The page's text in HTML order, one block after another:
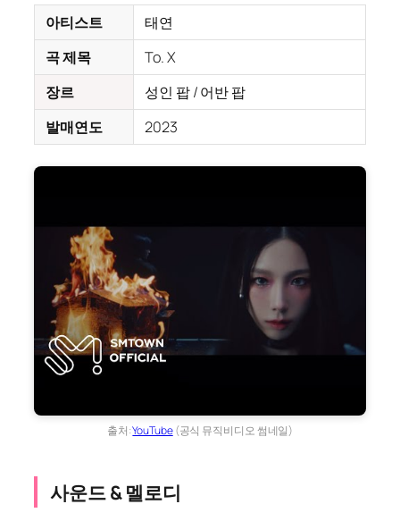
아티스트
태연
곡 제목
To. X
장르
성인 팝 / 어반 팝
발매연도
2023
출처:YouTube(공식 뮤직비디오 썸네일)
사운드 & 멜로디